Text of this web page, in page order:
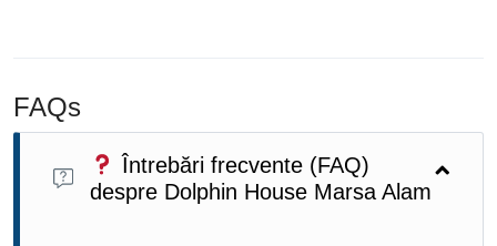
FAQs
Întrebări frecvente (FAQ)
despre Dolphin House Marsa Alam